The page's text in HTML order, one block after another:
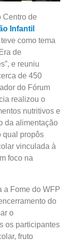
Centro de
Infantil
como tema
de
e reuniu
de 450
do Fórum
realizou o
nutritivos e
da alimentação
qual propôs
vinculada à
foco na
a Fome do WFP
do
o
os participantes
fruto